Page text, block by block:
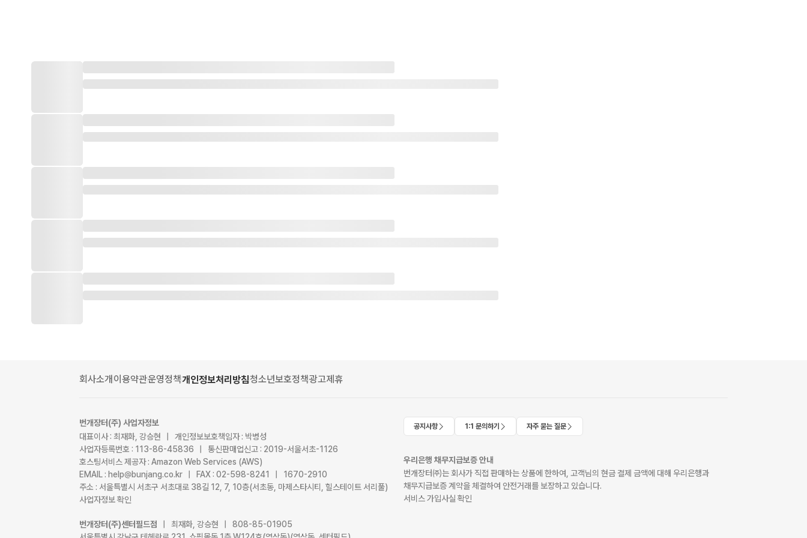
회사소개이용약관운영정책개인정보처리방침청소년보호정책광고제휴
번개장터(주) 사업자정보
대표이사 : 최재화, 강승현 | 개인정보보호책임자 : 박병성
사업자등록번호 : 113-86-45836 | 통신판매업신고 : 2019-서울서초-1126
호스팅서비스 제공자 : Amazon Web Services (AWS)
EMAIL : help@bunjang.co.kr | FAX : 02-598-8241 | 1670-2910
주소 : 서울특별시 서초구 서초대로 38길 12, 7, 10층(서초동, 마제스타시티, 힐스테이트 서리풀)
사업자정보 확인
번개장터(주)센터필드점
| 최재화, 강승현 | 808-85-01905
공지사항 1:1 문의하기 자주 묻는 질문
우리은행 채무지급보증 안내
번개장터㈜는 회사가 직접 판매하는 상품에 한하여, 고객님의 현금 결제 금액에 대해 우리은행과
채무지급보증 계약을 체결하여 안전거래를 보장하고 있습니다.
서비스 가입사실 확인